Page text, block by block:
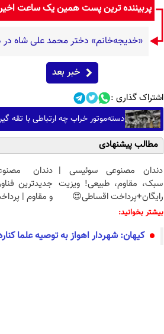
پربیننده ترین پست همین یک ساعت
«خدیجه‌خانم» دختر محمد علی شاه در دوران
خبر بعد
اشتراک گذاری :
دسته‌موتور خراب چه ارتباطی با تقه
مطالب پیشنهادی
دندان مصنوعی سوئیسی |
سبک، مقاوم، طبیعی! ویزیت
رایگان+پرداخت اقساطی😍
دندان
جدیدترین
و مقاوم |
بیشتر بخوانید:
کیهان: شهردار اهواز به توصیه علما